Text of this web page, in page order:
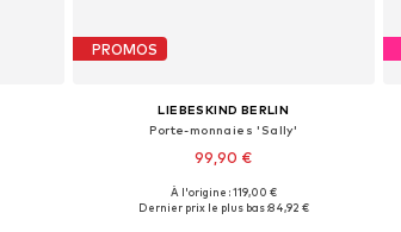
PROMOS
LIEBESKIND BERLIN
Porte-monnaies 'Sally'
99,90 €
Tailles disponibles: One Size
À l'origine : 119,00 €
Dernier prix le plus bas :84,92 €